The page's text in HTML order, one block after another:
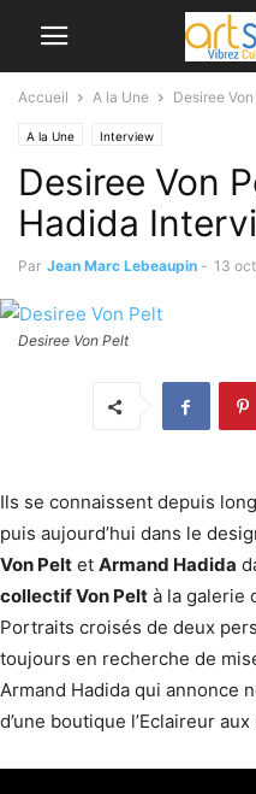
Accueil A la Une Desiree
A la Une Interview
Desiree Von
Hadida
Par Jean Marc Lebeaupin - 13
Desiree Von Pelt
Ils se connaissent depuis
puis aujourd’hui dans le
Von Pelt et Armand Hadida
collectif Von Pelt à la galerie
Portraits croisés de deux
toujours en recherche de
Armand Hadida qui annonce
d’une boutique l’Eclaireur